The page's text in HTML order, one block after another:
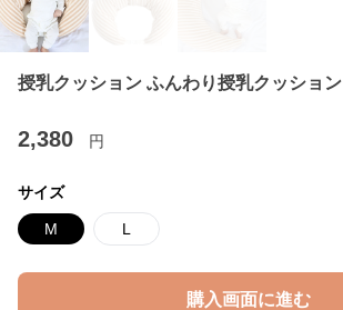
授乳クッション ふんわり授乳クッション
2,380 円
サイズ
M L
購入画面に進む